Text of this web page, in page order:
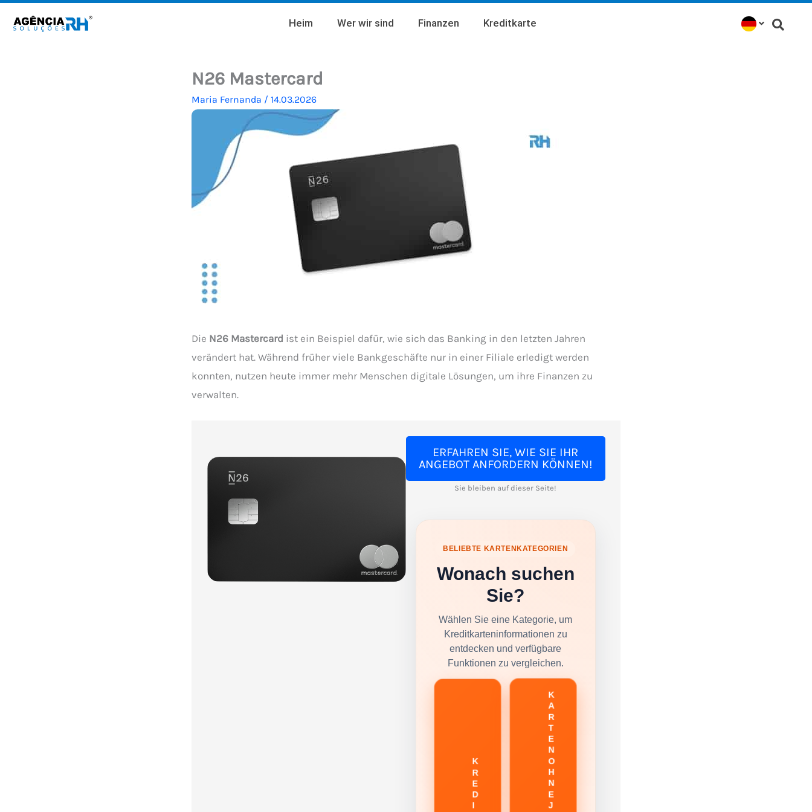
para
Heim Wer wir sind Finanzen Kreditkarte
N26 Mastercard
Maria Fernanda / 14.03.2026
Die N26 Mastercard ist ein Beispiel dafür, wie sich das Banking in den letzten Jahren
verändert hat. Während früher viele Bankgeschäfte nur in einer Filiale erledigt werden
konnten, nutzen heute immer mehr Menschen digitale Lösungen, um ihre Finanzen zu
verwalten.
ERFAHREN SIE, WIE SIE IHR
ANGEBOT ANFORDERN KÖNNEN!
Sie bleiben auf dieser Seite!
BELIEBTE KARTENKATEGORIEN
Wonach suchen
Sie?
Wählen Sie eine Kategorie, um
Kreditkarteninformationen zu
entdecken und verfügbare
Funktionen zu vergleichen.
K
R
E
D
K
A
R
T
E
N
O
H
N
E